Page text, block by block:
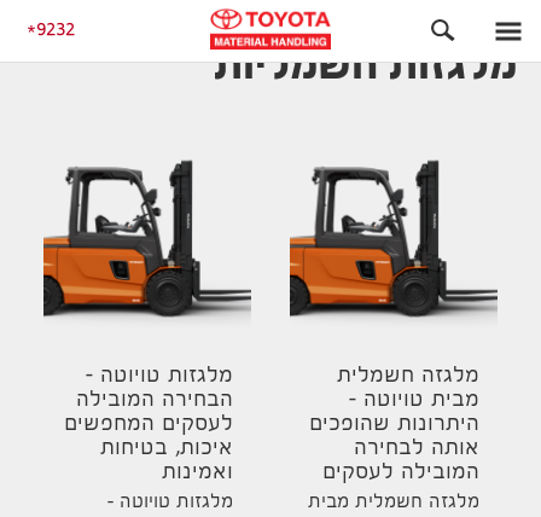
9232 התחלה מלגזות חשמליות
מלגזות חשמליות
מלגזה חשמלית
מבית טויוטה –
היתרונות שהופכים
אותה לבחירה
המובילה לעסקים
מלגזה חשמלית מבית
מלגזות טויוטה –
הבחירה המובילה
לעסקים המחפשים
איכות, בטיחות
ואמינות
מלגזות טויוטה –